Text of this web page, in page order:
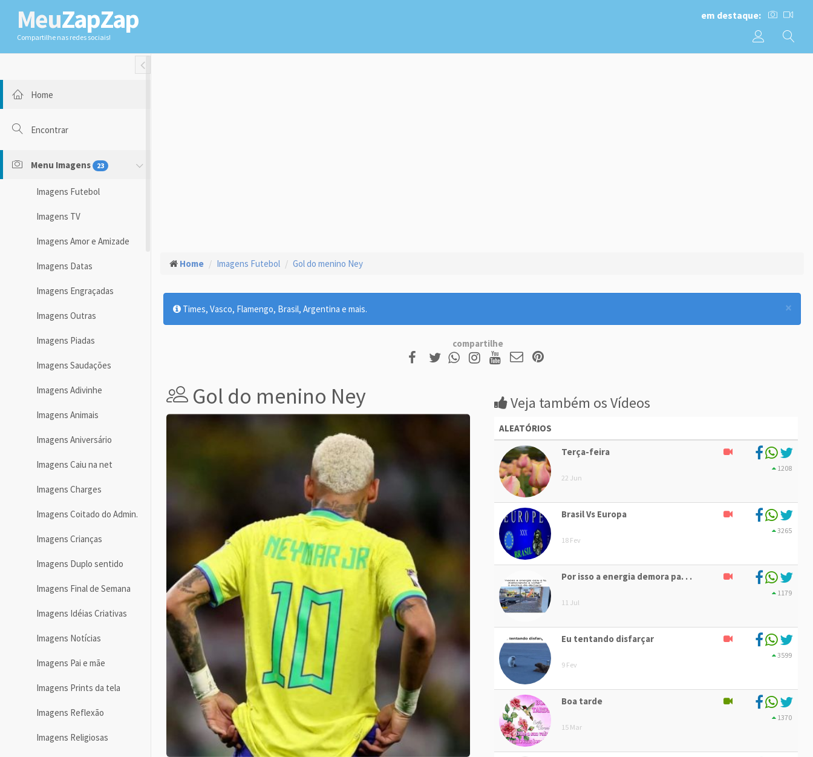
MeuZapZap
Compartilhe nas redes sociais!
em destaque:
Toggle Fullwidth
Home
Encontrar
Menu Imagens 23
Imagens Futebol
Imagens TV
Imagens Amor e Amizade
Imagens Datas
Imagens Engraçadas
Imagens Outras
Imagens Piadas
Imagens Saudações
Imagens Adivinhe
Imagens Animais
Imagens Aniversário
Imagens Caiu na net
Imagens Charges
Imagens Coitado do Admin.
Imagens Crianças
Imagens Duplo sentido
Imagens Final de Semana
Imagens Idéias Criativas
Imagens Notícias
Imagens Pai e mãe
Imagens Prints da tela
Imagens Reflexão
Imagens Religiosas
Home Imagens Futebol Gol do menino Ney
×
Times, Vasco, Flamengo, Brasil, Argentina e mais.
compartilhe
Gol do menino Ney Veja também os Vídeos
ALEATÓRIOS
Terça-feira
22 Jun
1208
Brasil Vs Europa
18 Fev
3265
Por isso a energia demora pa. . .
11 Jul
1179
Eu tentando disfarçar
9 Fev
3599
Boa tarde
15 Mar
1370